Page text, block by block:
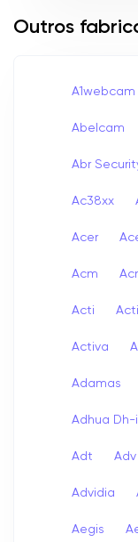
Outros
A1webcam
Abelcam
Abr
Ac38xx
Acer
Acm
Acti
Activa
Adamas
Adhua
Adt Adv
Advidia
Aegis